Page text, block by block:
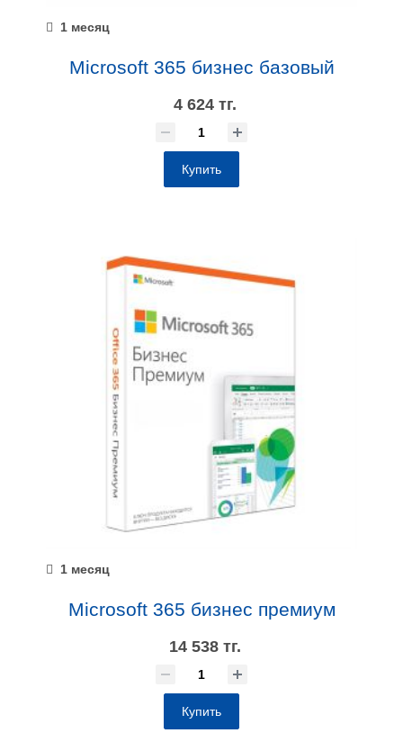
1 месяц
Microsoft 365 бизнес базовый
4 624 тг.
Купить
1 месяц
Microsoft 365 бизнес премиум
14 538 тг.
Купить